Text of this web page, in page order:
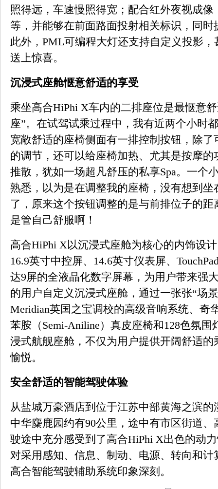
照得远，车速慢照得宽；配合红外夜视成
等，并能够在前面路面投射相关标识，同
此外，PML可编程大灯还支持自定义投影
送上惊喜。
沉浸式座舱惬意舒适的享受
乘坐高合HiPhi X车内的二排座位是最惬意
座”。在试驾试乘过程中，我有近两个小时
宽敞舒适的座椅侧面有一排控制按钮，除
的调节，还可以给座椅加热、尤其是按摩
推散，犹如一场超凡舒压的私享Spa。一个
熟悉，以为是在调整我的座椅，没有想到
了，原来这个按钮调整的是与前排位子的
是管自己舒服啊！
高合HiPhi X以沉浸式座舱为核心的内饰设
16.9英寸中控屏、14.6英寸仪表屏、
达9屏的全液晶化数字屏幕，为用户带来强
的用户自定义沉浸式座舱，通过一张张“场
Meridian英国之宝调校的高级音响系统、奇
苯胺（Semi-Aniline）真皮座椅和128色氛
浸式航舰座舱，不仅为用户提供开阔舒适
愉悦。
安全舒适的智能驾驶体验
从盐城万豪酒店到位于江苏中部黄海之滨
中华麋鹿园约有90公里，途中有市区街道
驶途中充分感受到了高合HiPhi X出色的动
对采用感知、信息、制动、电源、转向和计
高合智能驾驶辅助系统印象深刻。